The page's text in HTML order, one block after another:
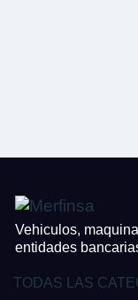
Vehiculos,
entidades
TODAS LAS